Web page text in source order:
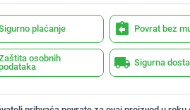
plaćanje assignment_return Povrat bez
osobnih
local_shipping Sigurna